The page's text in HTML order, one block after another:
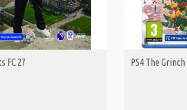
FC 27 ΑΓΟΡΑ
PS4 The